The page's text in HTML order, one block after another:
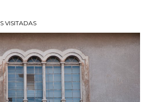
VISITADAS